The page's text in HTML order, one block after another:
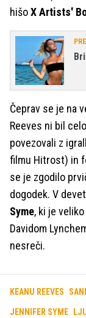
hišoX Artists'
Čeprav se je na
Reeves ni bil
povezovali z
filmu Hitrost) in
se je zgodilo
dogodek. V
Syme, ki je
Davidom
nesreči.
KEANU REEVES
JENNIFER SYME